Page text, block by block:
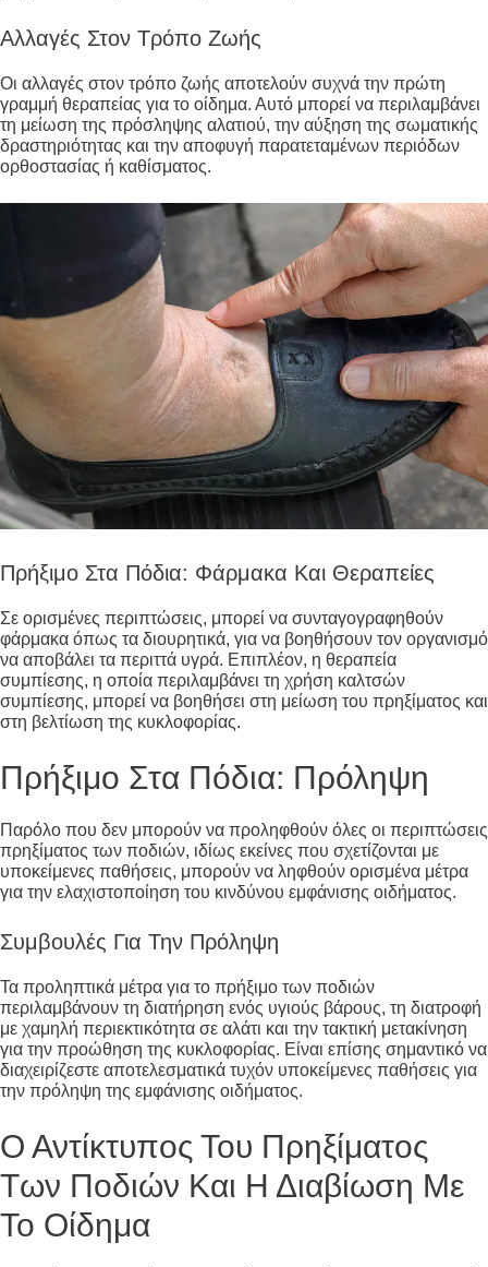
Αλλαγές Στον Τρόπο Ζωής
Οι αλλαγές στον τρόπο ζωής αποτελούν συχνά την πρώτη
γραμμή θεραπείας για το οίδημα. Αυτό μπορεί να περιλαμβάνει
τη μείωση της πρόσληψης αλατιού, την αύξηση της σωματικής
δραστηριότητας και την αποφυγή παρατεταμένων περιόδων
ορθοστασίας ή καθίσματος.
Πρήξιμο Στα Πόδια: Φάρμακα Και Θεραπείες
Σε ορισμένες περιπτώσεις, μπορεί να συνταγογραφηθούν
φάρμακα όπως τα διουρητικά, για να βοηθήσουν τον οργανισμό
να αποβάλει τα περιττά υγρά. Επιπλέον, η θεραπεία
συμπίεσης, η οποία περιλαμβάνει τη χρήση καλτσών
συμπίεσης, μπορεί να βοηθήσει στη μείωση του πρηξίματος και
στη βελτίωση της κυκλοφορίας.
Πρήξιμο Στα Πόδια: Πρόληψη
Παρόλο που δεν μπορούν να προληφθούν όλες οι περιπτώσεις
πρηξίματος των ποδιών, ιδίως εκείνες που σχετίζονται με
υποκείμενες παθήσεις, μπορούν να ληφθούν ορισμένα μέτρα
για την ελαχιστοποίηση του κινδύνου εμφάνισης οιδήματος.
Συμβουλές Για Την Πρόληψη
Τα προληπτικά μέτρα για το πρήξιμο των ποδιών
περιλαμβάνουν τη διατήρηση ενός υγιούς βάρους, τη διατροφή
με χαμηλή περιεκτικότητα σε αλάτι και την τακτική μετακίνηση
για την προώθηση της κυκλοφορίας. Είναι επίσης σημαντικό να
διαχειρίζεστε αποτελεσματικά τυχόν υποκείμενες παθήσεις για
την πρόληψη της εμφάνισης οιδήματος.
Ο Αντίκτυπος Του Πρηξίματος
Των Ποδιών Και Η Διαβίωση Με
Το Οίδημα